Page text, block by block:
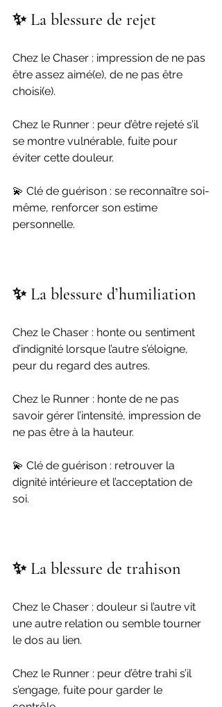
✨ La blessure de rejet
Chez le Chaser : impression de ne pas
être assez aimé(e), de ne pas être
choisi(e).
Chez le Runner : peur d’être rejeté s’il
se montre vulnérable, fuite pour
éviter cette douleur.
💫 Clé de guérison : se reconnaître soi-
même, renforcer son estime
personnelle.
✨ La blessure d’humiliation
Chez le Chaser : honte ou sentiment
d’indignité lorsque l’autre s’éloigne,
peur du regard des autres.
Chez le Runner : honte de ne pas
savoir gérer l’intensité, impression de
ne pas être à la hauteur.
💫 Clé de guérison : retrouver la
dignité intérieure et l’acceptation de
soi.
✨ La blessure de trahison
Chez le Chaser : douleur si l’autre vit
une autre relation ou semble tourner
le dos au lien.
Chez le Runner : peur d’être trahi s’il
s’engage, fuite pour garder le